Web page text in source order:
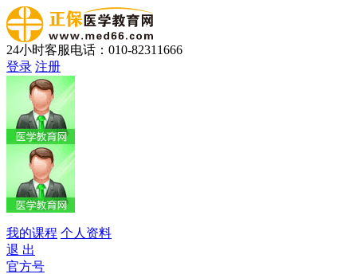
24小时客服电话：010-82311666
登录 注册
我的课程 个人资料
退 出
官方号